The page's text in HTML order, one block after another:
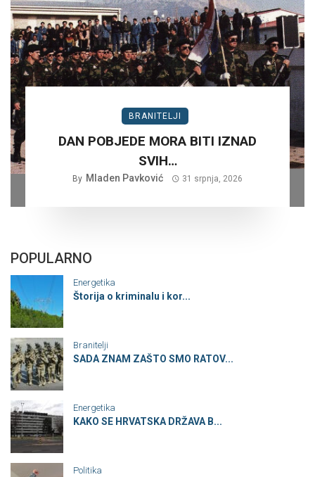
BRANITELJI
DAN POBJEDE MORA BITI IZNAD
SVIH…
By Mladen Pavković 31 srpnja, 2026
POPULARNO
Energetika
Štorija o kriminalu i kor...
Branitelji
SADA ZNAM ZAŠTO SMO RATOV...
Energetika
KAKO SE HRVATSKA DRŽAVA B...
Politika